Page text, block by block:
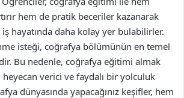
hem de pratik beceriler kazanarak
hayatında daha kolay yer bulabilirler.
isteği, coğrafya bölümünün en temel
Bu nedenle, coğrafya eğitimi almak
verici ve faydalı bir yolculuk
dünyasında yapacağınız keşifler, hem